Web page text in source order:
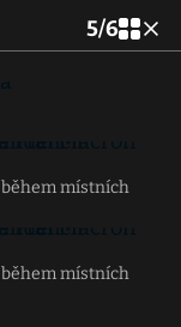
5/6
místních
místních